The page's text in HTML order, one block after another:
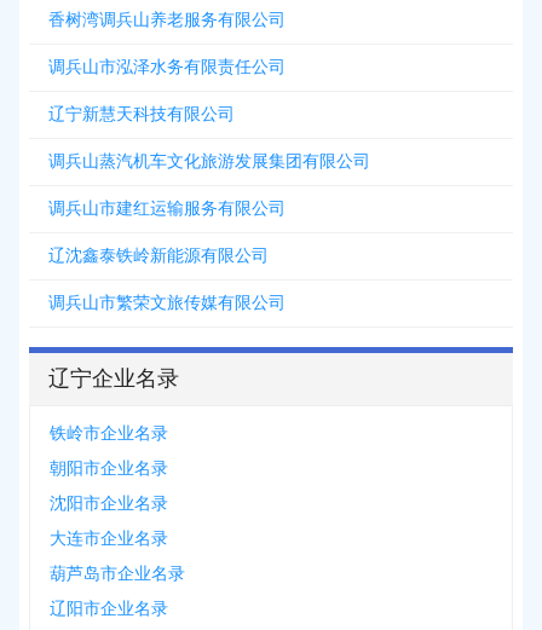
香树湾调兵山养老服务有限公司
调兵山市泓泽水务有限责任公司
辽宁新慧天科技有限公司
调兵山蒸汽机车文化旅游发展集团有限公司
调兵山市建红运输服务有限公司
辽沈鑫泰铁岭新能源有限公司
调兵山市繁荣文旅传媒有限公司
辽宁企业名录
铁岭市企业名录
朝阳市企业名录
沈阳市企业名录
大连市企业名录
葫芦岛市企业名录
辽阳市企业名录